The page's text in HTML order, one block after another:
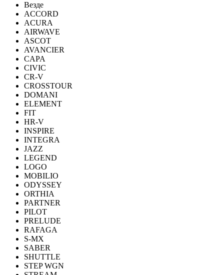
Везде
ACCORD
ACURA
AIRWAVE
ASCOT
AVANCIER
CAPA
CIVIC
CR-V
CROSSTOUR
DOMANI
ELEMENT
FIT
HR-V
INSPIRE
INTEGRA
JAZZ
LEGEND
LOGO
MOBILIO
ODYSSEY
ORTHIA
PARTNER
PILOT
PRELUDE
RAFAGA
S-MX
SABER
SHUTTLE
STEP WGN